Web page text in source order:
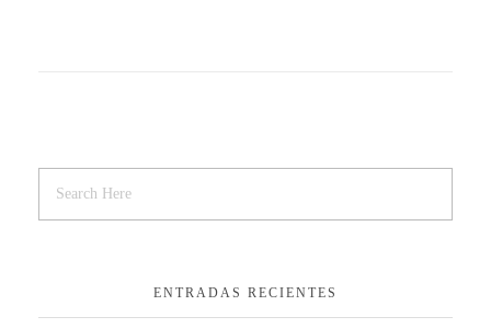
ENTRADAS RECIENTES